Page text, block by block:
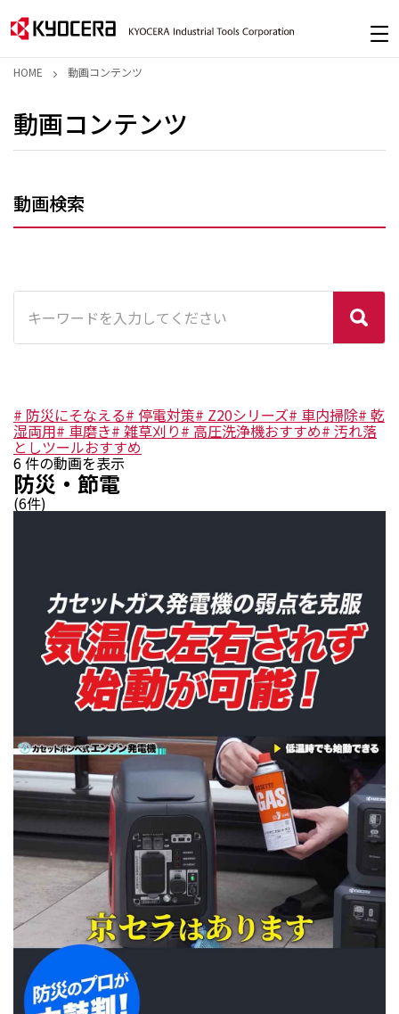
HOME 動画コンテンツ
動画コンテンツ
動画検索
# 防災にそなえる# 停電対策# Z20シリーズ# 車内掃除# 乾
湿両用# 車磨き# 雑草刈り# 高圧洗浄機おすすめ# 汚れ落
としツールおすすめ
6件の動画を表示
防災・節電
(6件)